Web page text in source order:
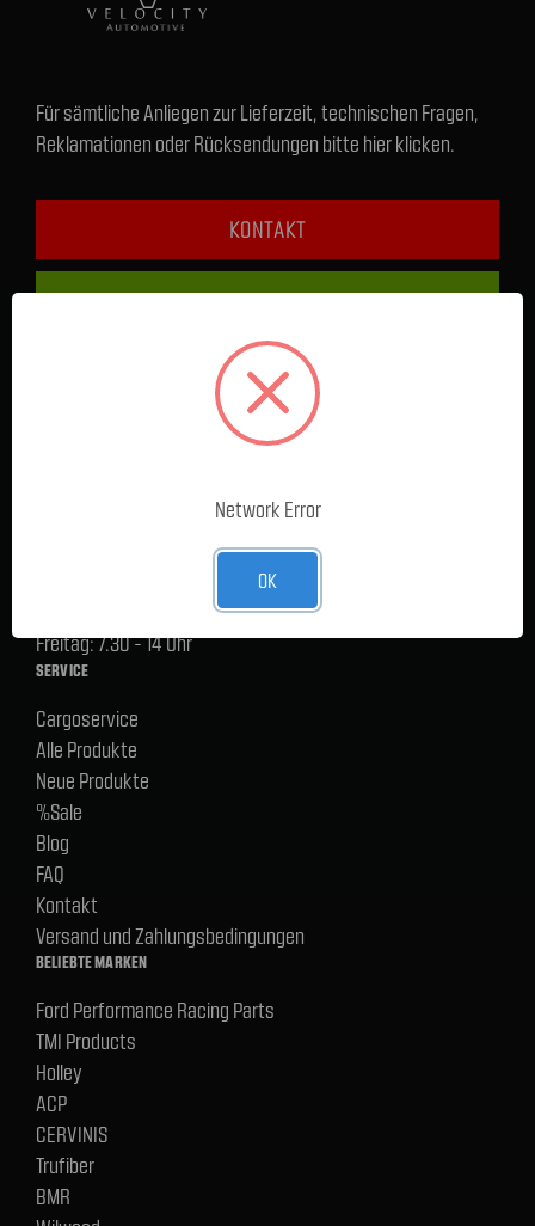
Für sämtliche Anliegen zur Lieferzeit, technischen Fragen,
Reklamationen oder Rücksendungen bitte hier klicken.
KONTAKT
+49 1590 5808489
FRAGEN & HILFE
Lager Lauenstein (Warenabholungen):
Montag - Donnerstag: 7.30 - 15 Uhr
Freitag: 7.30 - 14 Uhr
SERVICE
Cargoservice
Alle Produkte
Neue Produkte
%Sale
Blog
FAQ
Kontakt
Versand und Zahlungsbedingungen
BELIEBTE MARKEN
Ford Performance Racing Parts
TMI Products
Holley
ACP
CERVINIS
Trufiber
BMR
Network Error
OK